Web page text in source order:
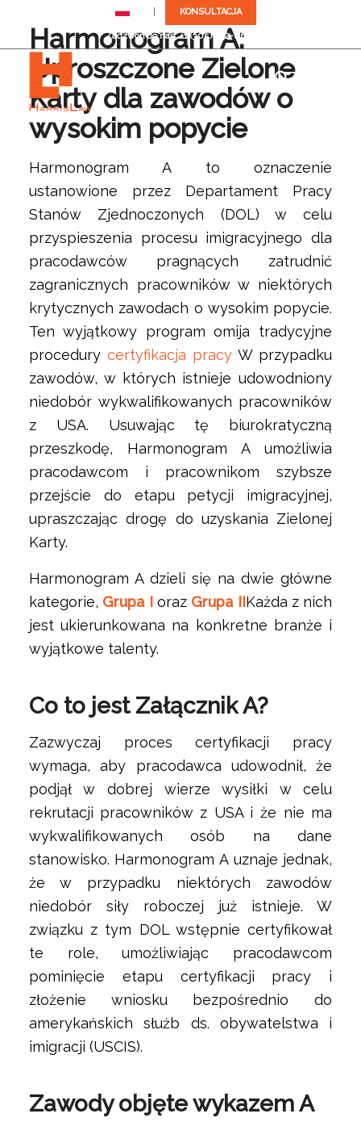
KONSULTACJA
Zadzwoń do nas: +1 (305) 792-8677
Harmonogram A:
Uproszczone Zielone
Karty dla zawodów o
wysokim popycie
Harmonogram A to oznaczenie
ustanowione przez Departament Pracy
Stanów Zjednoczonych (DOL) w celu
przyspieszenia procesu imigracyjnego dla
pracodawców pragnących zatrudnić
zagranicznych pracowników w niektórych
krytycznych zawodach o wysokim popycie.
Ten wyjątkowy program omija tradycyjne
procedury certyfikacja pracy W przypadku
zawodów, w których istnieje udowodniony
niedobór wykwalifikowanych pracowników
z USA. Usuwając tę biurokratyczną
przeszkodę, Harmonogram A umożliwia
pracodawcom i pracownikom szybsze
przejście do etapu petycji imigracyjnej,
upraszczając drogę do uzyskania Zielonej
Karty.
Harmonogram A dzieli się na dwie główne
kategorie, Grupa Ioraz Grupa IIKażda z nich
jest ukierunkowana na konkretne branże i
wyjątkowe talenty.
Co to jest Załącznik A?
Zazwyczaj proces certyfikacji pracy
wymaga, aby pracodawca udowodnił, że
podjął w dobrej wierze wysiłki w celu
rekrutacji pracowników z USA i że nie ma
wykwalifikowanych osób na dane
stanowisko. Harmonogram A uznaje jednak,
że w przypadku niektórych zawodów
niedobór siły roboczej już istnieje. W
związku z tym DOL wstępnie certyfikował
te role, umożliwiając pracodawcom
pominięcie etapu certyfikacji pracy i
złożenie wniosku bezpośrednio do
amerykańskich służb ds. obywatelstwa i
imigracji (USCIS).
Zawody objęte wykazem A